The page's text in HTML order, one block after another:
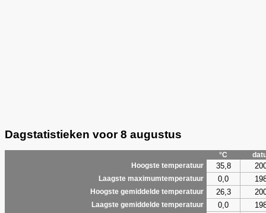
Dagstatistieken voor 8 augustus
°C
Hoogste temperatuur
35,8
Laagste maximumtemperatuur 0,0
Hoogste gemiddelde temperatuur 26,3
Laagste gemiddelde temperatuur 0,0